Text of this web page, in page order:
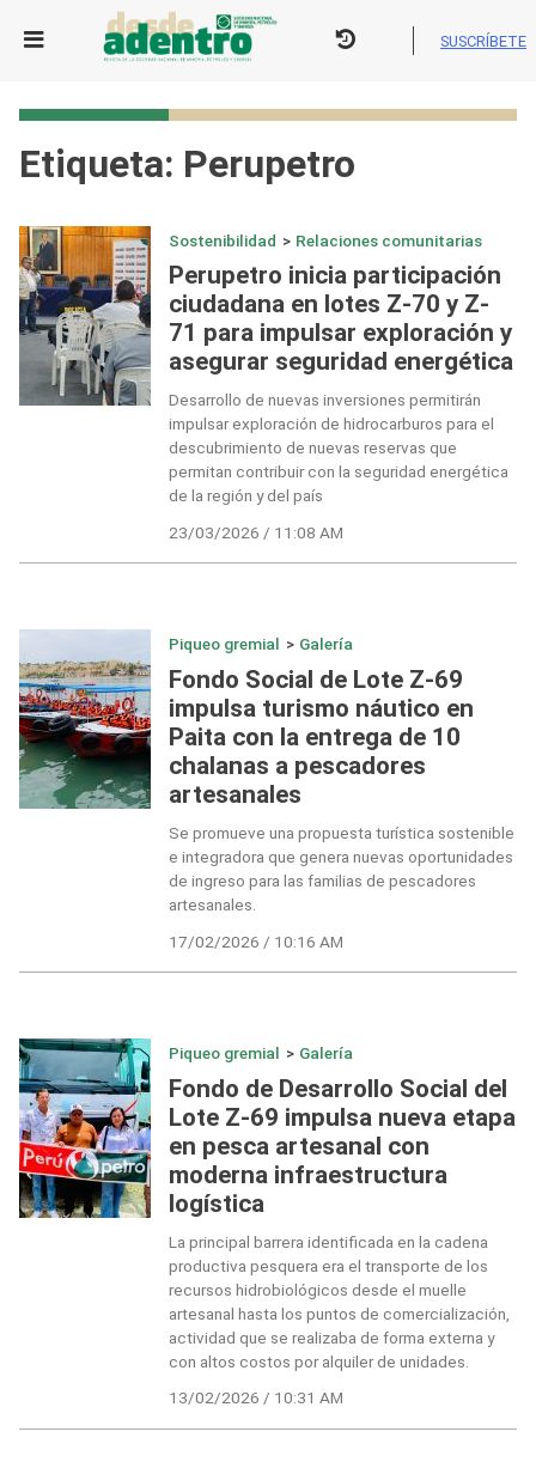
SUSCRÍBETE
Etiqueta: Perupetro
Sostenibilidad > Relaciones comunitarias
Perupetro inicia participación
ciudadana en lotes Z-70 y Z-
71 para impulsar exploración y
asegurar seguridad energética
Desarrollo de nuevas inversiones permitirán
impulsar exploración de hidrocarburos para el
descubrimiento de nuevas reservas que
permitan contribuir con la seguridad energética
de la región y del país
23/03/2026 / 11:08 AM
Piqueo gremial > Galería
Fondo Social de Lote Z-69
impulsa turismo náutico en
Paita con la entrega de 10
chalanas a pescadores
artesanales
Se promueve una propuesta turística sostenible
e integradora que genera nuevas oportunidades
de ingreso para las familias de pescadores
artesanales.
17/02/2026 / 10:16 AM
Piqueo gremial > Galería
Fondo de Desarrollo Social del
Lote Z-69 impulsa nueva etapa
en pesca artesanal con
moderna infraestructura
logística
La principal barrera identificada en la cadena
productiva pesquera era el transporte de los
recursos hidrobiológicos desde el muelle
artesanal hasta los puntos de comercialización,
actividad que se realizaba de forma externa y
con altos costos por alquiler de unidades.
13/02/2026 / 10:31 AM